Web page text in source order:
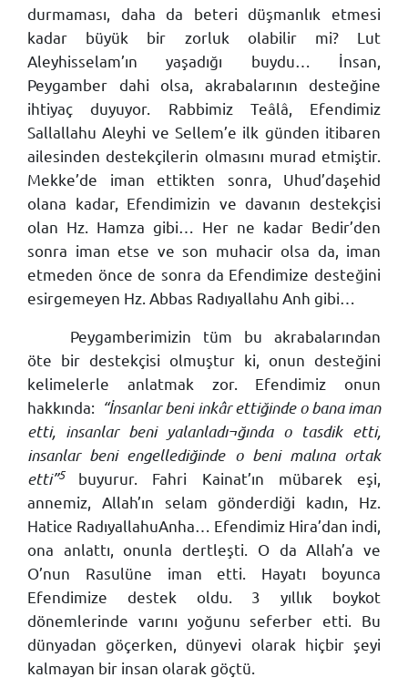
durmaması, daha da beteri düşmanlık etmesi
kadar büyük bir zorluk olabilir mi? Lut
Aleyhisselam’ın yaşadığı buydu… İnsan,
Peygamber dahi olsa, akrabalarının desteğine
ihtiyaç duyuyor. Rabbimiz Teâlâ, Efendimiz
Sallallahu Aleyhi ve Sellem’e ilk günden itibaren
ailesinden destekçilerin olmasını murad etmiştir.
Mekke’de iman ettikten sonra, Uhud’daşehid
olana kadar, Efendimizin ve davanın destekçisi
olan Hz. Hamza gibi… Her ne kadar Bedir’den
sonra iman etse ve son muhacir olsa da, iman
etmeden önce de sonra da Efendimize desteğini
esirgemeyen Hz. Abbas Radıyallahu Anh gibi…
Peygamberimizin tüm bu akrabalarından
öte bir destekçisi olmuştur ki, onun desteğini
kelimelerle anlatmak zor. Efendimiz onun
hakkında: “İnsanlar beni inkâr ettiğinde o bana iman
etti, insanlar beni yalanladı¬ğında o tasdik etti,
insanlar beni engellediğinde o beni malına ortak
etti”5 buyurur. Fahri Kainat’ın mübarek eşi,
annemiz, Allah’ın selam gönderdiği kadın, Hz.
Hatice RadıyallahuAnha… Efendimiz Hira’dan indi,
ona anlattı, onunla dertleşti. O da Allah’a ve
O’nun Rasulüne iman etti. Hayatı boyunca
Efendimize destek oldu. 3 yıllık boykot
dönemlerinde varını yoğunu seferber etti. Bu
dünyadan göçerken, dünyevi olarak hiçbir şeyi
kalmayan bir insan olarak göçtü.